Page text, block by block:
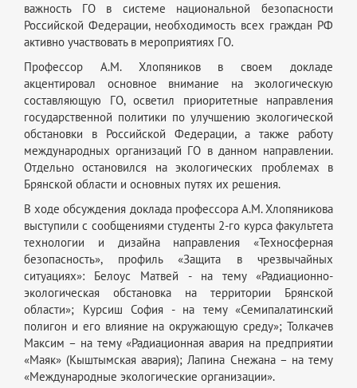
важность ГО в системе национальной безопасности
Российской Федерации, необходимость всех граждан РФ
активно участвовать в мероприятиях ГО.
Профессор А.М. Хлопяников в своем докладе
акцентировал основное внимание на экологическую
составляющую ГО, осветил приоритетные направления
государственной политики по улучшению экологической
обстановки в Российской Федерации, а также работу
международных организаций ГО в данном направлении.
Отдельно остановился на экологических проблемах в
Брянской области и основных путях их решения.
В ходе обсуждения доклада профессора А.М. Хлопяникова
выступили с сообщениями студенты 2-го курса факультета
технологии и дизайна направления «Техносферная
безопасность», профиль «Защита в чрезвычайных
ситуациях»: Белоус Матвей - на тему «Радиационно-
экологическая обстановка на территории Брянской
области»; Курсиш София - на тему «Семипалатинский
полигон и его влияние на окружающую среду»; Толкачев
Максим – на тему «Радиационная авария на предприятии
«Маяк» (Кыштымская авария); Лапина Снежана – на тему
«Международные экологические организации».